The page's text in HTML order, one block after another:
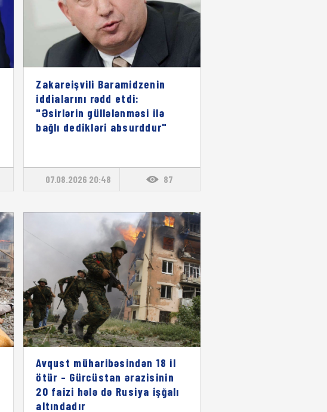
Zakareişvili Baramidzenin
iddialarını rədd etdi:
"Əsirlərin güllələnməsi ilə
bağlı dedikləri absurddur"
07.08.2026 20:48 87
Avqust müharibəsindən 18 il
ötür – Gürcüstan ərazisinin
20 faizi hələ də Rusiya işğalı
altındadır